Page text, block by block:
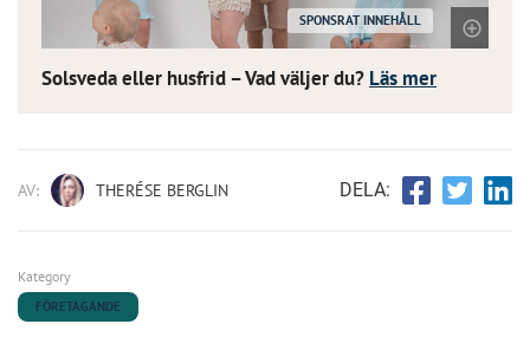
SPONSRAT INNEHÅLL
Solsveda eller husfrid – Vad väljer du? Läs mer
AV: THERÉSE BERGLIN DELA:
Kategory
FÖRETAGANDE